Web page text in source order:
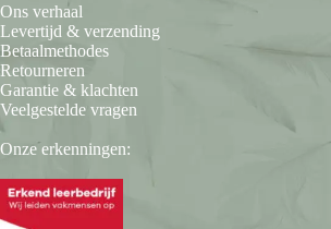
Ons verhaal
Levertijd & verzending
Betaalmethodes
Retourneren
Garantie & klachten
Veelgestelde vragen
Onze erkenningen: